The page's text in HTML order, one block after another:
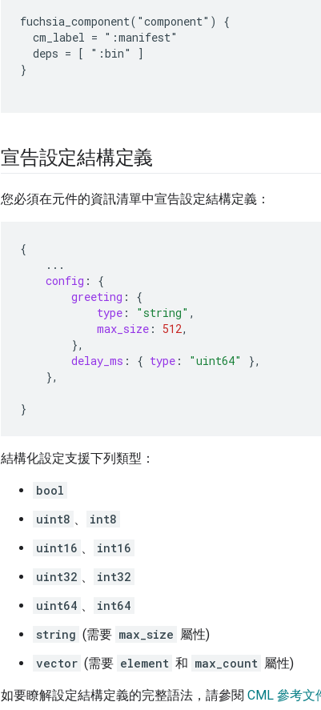
fuchsia_component("component") {
  cm_label = ":manifest"
  deps = [ ":bin" ]
}
宣告設定結構定義
您必須在元件的資訊清單中宣告設定結構定義：
{
...
config :
{
greeting :
{
type : "string" ,
max_size : 512,
},
delay_ms : { type : "uint64"
},
},
}
結構化設定支援下列類型：
bool
uint8 、
int8
uint16 、
int16
uint32 、
int32
uint64 、
int64
string (需要 max_size 屬性)
vector (需要 element 和 max_count 屬性)
如要瞭解設定結構定義的完整語法，請參閱 CML 參考文